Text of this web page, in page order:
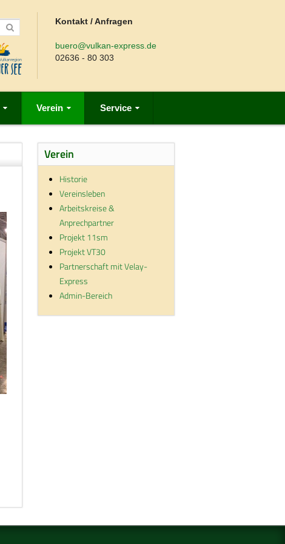
Kontakt / Anfragen
buero@vulkan-express.de
02636 - 80 303
Verein Service
Verein
Historie
Vereinsleben
Arbeitskreise &
Anprechpartner
Projekt 11sm
Projekt VT30
Partnerschaft mit Velay-
Express
Admin-Bereich